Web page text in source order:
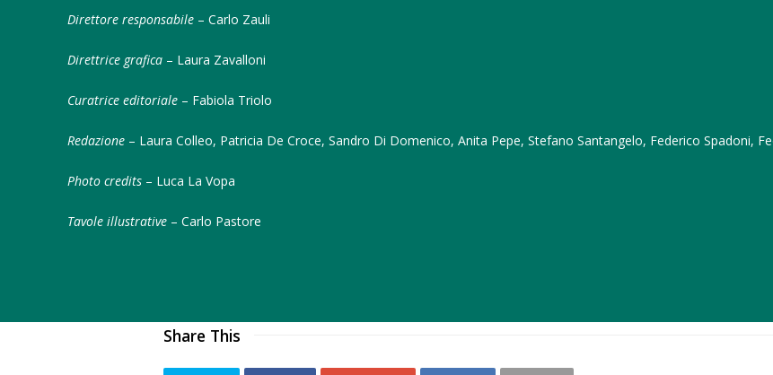
Direttore responsabile – Carlo Zauli
Direttrice grafica – Laura Zavalloni
Curatrice editoriale – Fabiola Triolo
Redazione – Laura Colleo, Patricia De Croce, Sandro Di Domenico, Anita Pepe, Stefano Santangelo, Federico Spadoni,
Photo credits – Luca La Vopa
Tavole illustrative – Carlo Pastore
Share This